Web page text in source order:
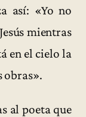
así: «Yo no
mientras
en el cielo la
obras».
al poeta que